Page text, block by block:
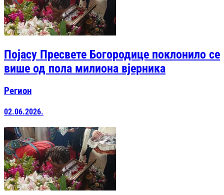
Појасу Пресвете Богородице поклонило се
више од пола милиона вјерника
Регион
02.06.2026.